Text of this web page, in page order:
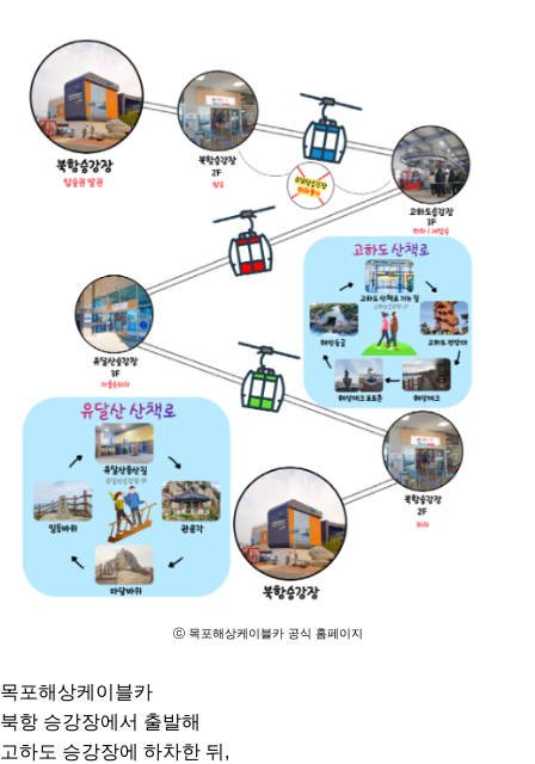
ⓒ 목포해상케이블카 공식 홈페이지
목포해상케이블카
북항 승강장에서 출발해
고하도 승강장에 하차한 뒤,